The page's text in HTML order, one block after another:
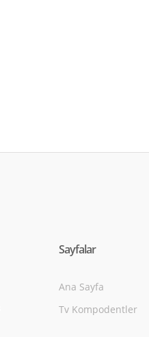
Sayfalar
Ana Sayfa
Tv Kompodentler